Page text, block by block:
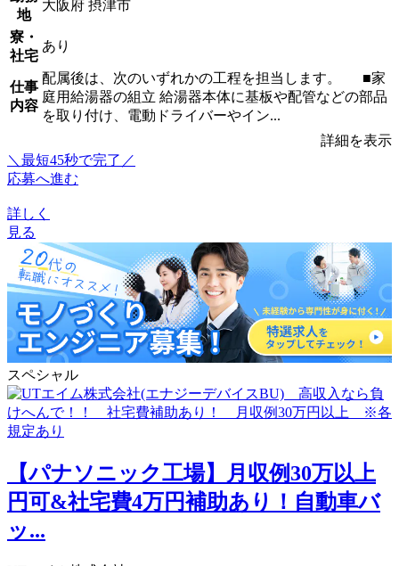
地
大阪府 摂津市
寮・
社宅
あり
仕事
内容
配属後は、次のいずれかの工程を担当します。 ■家
庭用給湯器の組立 給湯器本体に基板や配管などの部品
を取り付け、電動ドライバーやイン...
詳細を表示
＼最短45秒で完了／
応募へ進む
詳しく
見る
スペシャル
【パナソニック工場】月収例30万以上
円可&社宅費4万円補助あり！自動車バ
ッ...